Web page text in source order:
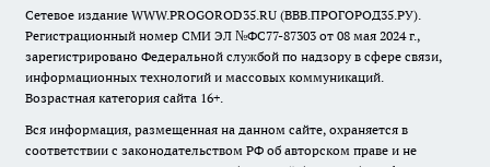
Сетевое издание WWW.PROGOROD35.RU (ВВВ.ПРОГОРОД35.РУ).
Регистрационный номер СМИ ЭЛ №ФС77-87303 от 08 мая 2024 г.,
зарегистрировано Федеральной службой по надзору в сфере связи,
информационных технологий и массовых коммуникаций.
Возрастная категория сайта 16+.
Вся информация, размещенная на данном сайте, охраняется в
соответствии с законодательством РФ об авторском праве и не